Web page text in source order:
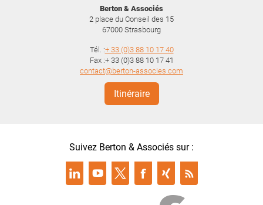
Berton & Associés
2 place du Conseil des 15
67000 Strasbourg
Tél. :+ 33 (0)3 88 10 17 40
Fax :+ 33 (0)3 88 10 17 41
contact@berton-associes.com
Itinéraire
Suivez Berton & Associés sur :